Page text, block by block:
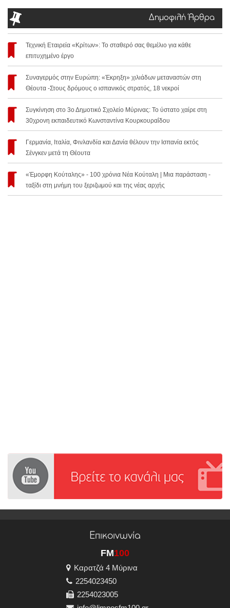
Δημοφιλή Άρθρα
Τεχνική Εταιρεία «Κρίτων»: Το σταθερό σας θεμέλιο για κάθε
επιτυχημένο έργο
Συναγερμός στην Ευρώπη: «Έκρηξη» χιλιάδων μεταναστών στη
Θέουτα -Στους δρόμους ο ισπανικός στρατός, 18 νεκροί
Συγκίνηση στο 3ο Δημοτικό Σχολείο Μύρινας: Το ύστατο χαίρε στη
30χρονη εκπαιδευτικό Κωνσταντίνα Κουρκουραΐδου
Γερμανία, Ιταλία, Φινλανδία και Δανία θέλουν την Ισπανία εκτός
Σένγκεν μετά τη Θέουτα
«Έμορφη Κούταλης» - 100 χρόνια Νέα Κούταλη | Μια παράσταση -
ταξίδι στη μνήμη του ξεριζωμού και της νέας αρχής
Επικοινωνία
FM100
Καρατζά 4 Μύρινα
2254023450
2254023005